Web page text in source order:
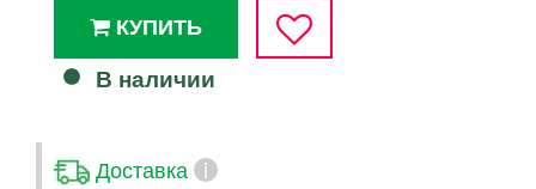
КУПИТЬ
В наличии
Доставка i